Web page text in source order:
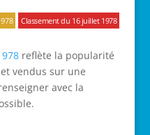
Classement du 16 juillet 1978
reflète la popularité
vendus sur une
avec la